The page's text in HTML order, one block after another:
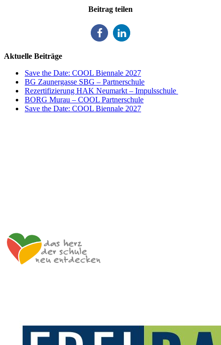
Beitrag teilen
Aktuelle Beiträge
Save the Date: COOL Biennale 2027
BG Zaunergasse SBG – Partnerschule
Rezertifizierung HAK Neumarkt – Impulsschule
BORG Murau – COOL Partnerschule
Save the Date: COOL Biennale 2027